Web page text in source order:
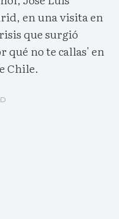
en una visita en
que surgió
qué no te callas' en
Chile.